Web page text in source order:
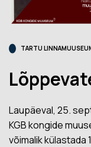
TARTU
Laupäeval, 25.
KGB kongide
võimalik